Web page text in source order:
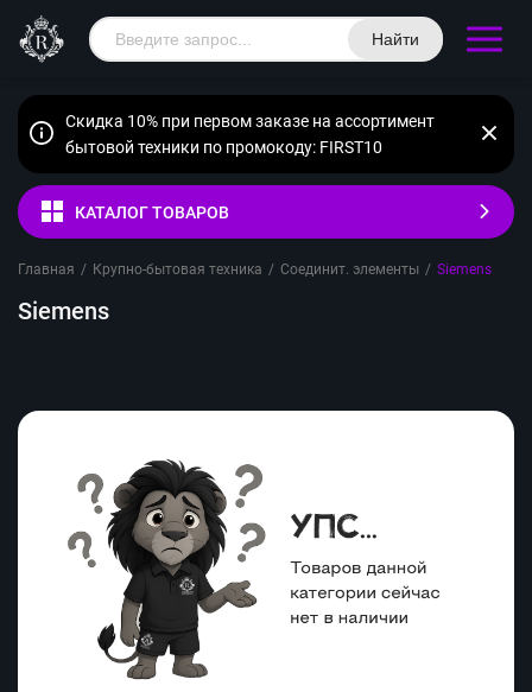
Найти
Скидка 10% при первом заказе на ассортимент
бытовой техники по промокоду: FIRST10
КАТАЛОГ ТОВАРОВ
Главная / Крупно-бытовая техника / Соединит. элементы / Siemens
Siemens